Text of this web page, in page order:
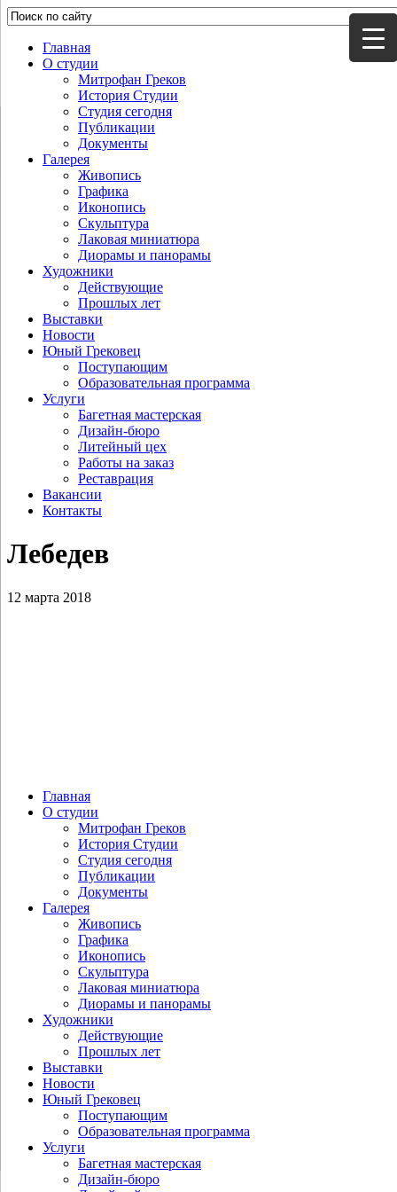
Главная
О студии
Митрофан Греков
История Студии
Студия сегодня
Публикации
Документы
Галерея
Живопись
Графика
Иконопись
Скульптура
Лаковая миниатюра
Диорамы и панорамы
Художники
Действующие
Прошлых лет
Выставки
Новости
Юный Грековец
Поступающим
Образовательная программа
Услуги
Багетная мастерская
Дизайн-бюро
Литейный цех
Работы на заказ
Реставрация
Вакансии
Контакты
Лебедев
12 марта 2018
Главная
О студии
Митрофан Греков
История Студии
Студия сегодня
Публикации
Документы
Галерея
Живопись
Графика
Иконопись
Скульптура
Лаковая миниатюра
Диорамы и панорамы
Художники
Действующие
Прошлых лет
Выставки
Новости
Юный Грековец
Поступающим
Образовательная программа
Услуги
Багетная мастерская
Дизайн-бюро